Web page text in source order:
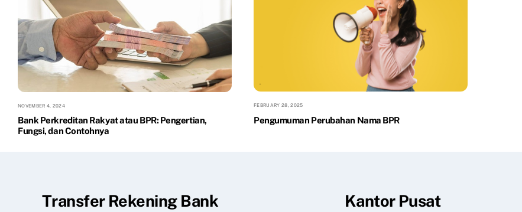
NOVEMBER 4, 2024
Bank Perkreditan Rakyat atau BPR: Pengertian,
Fungsi, dan Contohnya
FEBRUARY 28, 2025
Pengumuman Perubahan Nama BPR
Transfer Rekening Bank Kantor Pusat